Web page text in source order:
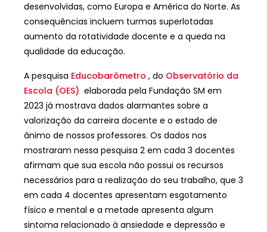
desenvolvidas, como Europa e América do Norte. As
consequências incluem turmas superlotadas
aumento da rotatividade docente e a queda na
qualidade da educação.
A pesquisa Educobarômetro , do Observatório da
Escola (OES) elaborada pela Fundação SM em
2023 já mostrava dados alarmantes sobre a
valorização da carreira docente e o estado de
ânimo de nossos professores. Os dados nos
mostraram nessa pesquisa 2 em cada 3 docentes
afirmam que sua escola não possui os recursos
necessários para a realização do seu trabalho, que 3
em cada 4 docentes apresentam esgotamento
físico e mental e a metade apresenta algum
sintoma relacionado à ansiedade e depressão e